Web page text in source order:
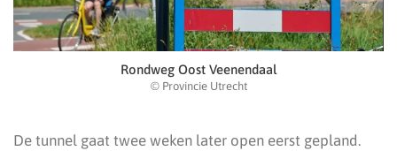
Rondweg Oost Veenendaal
© Provincie Utrecht
De tunnel gaat twee weken later open eerst gepland.